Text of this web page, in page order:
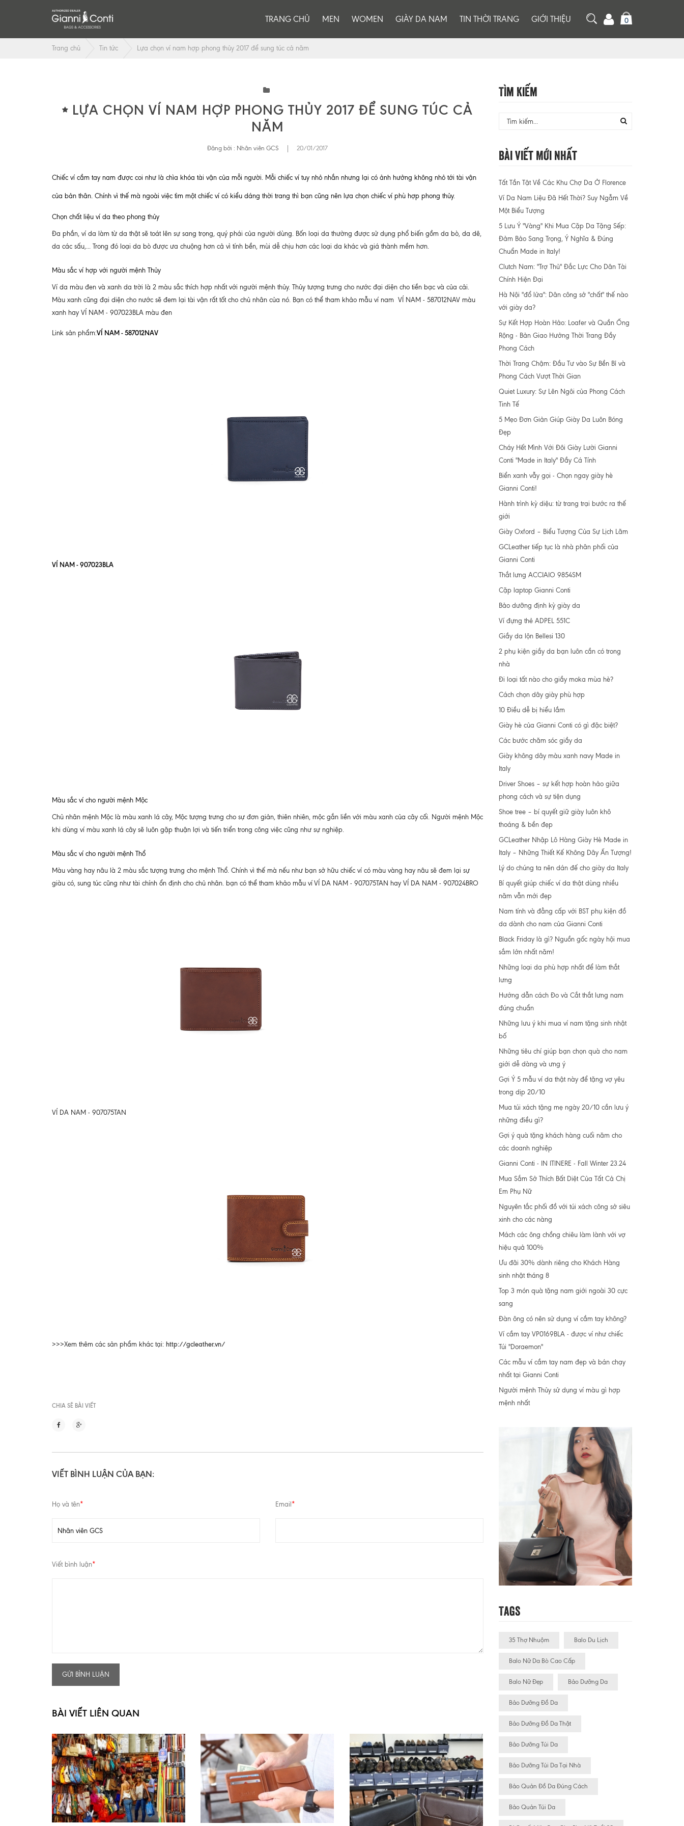
TRANG CHỦ MEN WOMEN GIÀY DA NAM TIN THỜI TRANG GIỚI THIỆU 0
Trang chủ Tin tức Lựa chọn ví nam hợp phong thủy 2017 để sung túc cả năm
LỰA CHỌN VÍ NAM HỢP PHONG THỦY 2017 ĐỂ SUNG TÚC CẢ
NĂM
Đăng bởi : Nhân viên GCS 20/01/2017
Chiếc ví cầm tay nam được coi như là chìa khóa tài vận của mỗi người. Mỗi chiếc ví tuy nhỏ nhắn nhưng lại có ảnh hưởng không nhỏ tới tài vận
của bản thân. Chính vì thế mà ngoài việc tìm một chiếc ví có kiểu dáng thời trang thì bạn cũng nên lựa chọn chiếc ví phù hợp phong thủy.
Chọn chất liệu ví da theo phong thủy
Đa phần, ví da làm từ da thật sẽ toát lên sự sang trọng, quý phái của người dùng. Bốn loại da thường được sử dụng phổ biến gồm da bò, da dê,
da các sấu,... Trong đó loại da bò được ưa chuộng hơn cả vì tính bền, mùi dễ chịu hơn các loại da khác và giá thành mềm hơn.
Màu sắc ví hợp với người mệnh Thủy
Ví da màu đen và xanh da trời là 2 màu sắc thích hợp nhất với người mệnh thủy. Thủy tượng trưng cho nước đại diện cho tiền bạc và của cải.
Màu xanh cũng đại diện cho nước sẽ đem lại tài vận rất tốt cho chủ nhân của nó. Bạn có thể tham khảo mẫu ví nam VÍ NAM - 587012NAV màu
xanh hay VÍ NAM - 907023BLA màu đen
Link sản phẩm:VÍ NAM - 587012NAV
VÍ NAM - 907023BLA
Màu sắc ví cho người mệnh Mộc
Chủ nhân mệnh Mộc là màu xanh lá cây, Mộc tượng trưng cho sự đơn giản, thiên nhiên, mộc gắn liền với màu xanh của cây cối. Người mệnh Mộc
khi dùng ví màu xanh lá cây sẽ luôn gặp thuận lợi và tiến triển trong công việc cũng như sự nghiệp.
Màu sắc ví cho người mệnh Thổ
Màu vàng hay nâu là 2 màu sắc tượng trưng cho mệnh Thổ. Chính vì thế mà nếu như bạn sở hữu chiếc ví có màu vàng hay nâu sẽ đem lại sự
giàu có, sung túc cũng như tài chính ổn định cho chủ nhân. bạn có thể tham khảo mẫu ví VÍ DA NAM - 907075TAN hay VÍ DA NAM - 907024BRO
VÍ DA NAM - 907075TAN
>>>Xem thêm các sản phẩm khác tại: http://gcleather.vn/
CHIA SẼ BÀI VIẾT
VIẾT BÌNH LUẬN CỦA BẠN:
Họ và tên* Email *
Viết bình luận*
GỬI BÌNH LUẬN
BÀI VIẾT LIÊN QUAN
Tìm Kiếm
Bài Viết Mới Nhất
Tất Tần Tật Về Các Khu Chợ Da Ở Florence
Ví Da Nam Liệu Đã Hết Thời? Suy Ngẫm Về
Một Biểu Tượng
5 Lưu Ý "Vàng" Khi Mua Cặp Da Tặng Sếp:
Đảm Bảo Sang Trọng, Ý Nghĩa & Đúng
Chuẩn Made in Italy!
Clutch Nam: "Trợ Thủ" Đắc Lực Cho Dân Tài
Chính Hiện Đại
Hà Nội "đổ lửa": Dân công sở "chất" thế nào
với giày da?
Sự Kết Hợp Hoàn Hảo: Loafer và Quần Ống
Rộng - Bản Giao Hưởng Thời Trang Đầy
Phong Cách
Thời Trang Chậm: Đầu Tư vào Sự Bền Bỉ và
Phong Cách Vượt Thời Gian
Quiet Luxury: Sự Lên Ngôi của Phong Cách
Tinh Tế
5 Mẹo Đơn Giản Giúp Giày Da Luôn Bóng
Đẹp
Cháy Hết Mình Với Đôi Giày Lười Gianni
Conti "Made in Italy" Đầy Cá Tính
Biển xanh vẫy gọi - Chọn ngay giày hè
Gianni Conti!
Hành trình kỳ diệu: từ trang trại bước ra thế
giới
Giày Oxford – Biểu Tượng Của Sự Lịch Lãm
GCLeather tiếp tục là nhà phân phối của
Gianni Conti
Thắt lưng ACCIAIO 9854SM
Cặp laptop Gianni Conti
Bảo dưỡng định kỳ giày da
Ví đựng thẻ ADPEL 551C
Giầy da lộn Bellesi 130
2 phụ kiện giầy da bạn luôn cần có trong
nhà
Đi loại tất nào cho giầy moka mùa hè?
Cách chọn dây giày phù hợp
10 Điều dễ bị hiểu lầm
Giày hè của Gianni Conti có gì đặc biệt?
Các bước chăm sóc giầy da
Giày không dây màu xanh navy Made in
Italy
Driver Shoes – sự kết hợp hoàn hảo giữa
phong cách và sự tiện dụng
Shoe tree – bí quyết giữ giày luôn khô
thoáng & bền đẹp
GCLeather Nhập Lô Hàng Giày Hè Made in
Italy – Những Thiết Kế Không Dây Ấn Tượng!
Lý do chúng ta nên dán đế cho giày da Italy
Bí quyết giúp chiếc ví da thật dùng nhiều
năm vẫn mới đẹp
Nam tính và đẳng cấp với BST phụ kiện đồ
da dành cho nam của Gianni Conti
Black Friday là gì? Nguồn gốc ngày hội mua
sắm lớn nhất năm!
Những loại da phù hợp nhất để làm thắt
lưng
Hướng dẫn cách Đo và Cắt thắt lưng nam
đúng chuẩn
Những lưu ý khi mua ví nam tặng sinh nhật
bố
Những tiêu chí giúp bạn chọn quà cho nam
giới dễ dàng và ưng ý
Gợi Ý 5 mẫu ví da thật này để tặng vợ yêu
trong dịp 20/10
Mua túi xách tặng mẹ ngày 20/10 cần lưu ý
những điều gì?
Gợi ý quà tặng khách hàng cuối năm cho
các doanh nghiệp
Gianni Conti - IN ITINERE - Fall Winter 23.24
Mua Sắm Sở Thích Bất Diệt Của Tất Cả Chị
Em Phụ Nữ
Nguyên tắc phối đồ với túi xách công sở siêu
xinh cho các nàng
Mách các ông chồng chiêu làm lành với vợ
hiệu quả 100%
Ưu đãi 30% dành riêng cho Khách Hàng
sinh nhật tháng 8
Top 3 món quà tặng nam giới ngoài 30 cực
sang
Đàn ông có nên sử dụng ví cầm tay không?
Ví cầm tay VP0169BLA - được ví như chiếc
Túi "Doraemon"
Các mẫu ví cầm tay nam đẹp và bán chạy
nhất tại Gianni Conti
Người mệnh Thủy sử dụng ví màu gì hợp
mệnh nhất
Tags
35 Thợ Nhuộm Balo Du Lịch
Balo Nữ Da Bò Cao Cấp
Balo Nữ Đẹp Bảo Dưỡng Da
Bảo Dưỡng Đồ Da
Bảo Dưỡng Đồ Da Thật
Bảo Dưỡng Túi Da
Bảo Dưỡng Túi Da Tại Nhà
Bảo Quản Đồ Da Đúng Cách
Bảo Quản Túi Da